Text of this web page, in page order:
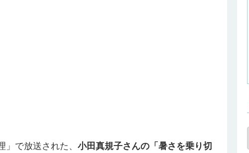
で放送された、 小田真規子さんの「暑さを乗り切